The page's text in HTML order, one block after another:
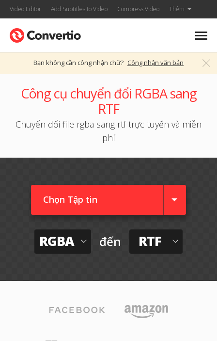
Video Editor Add Subtitles to Video Compress Video Thêm
Bạn không cần công nhận chữ? Công nhận văn bản
Công cụ chuyển đổi RGBA sang
RTF
Chuyển đổi file rgba sang rtf trực tuyến và miễn
phí
Chọn Tập tin
RGBA đến RTF